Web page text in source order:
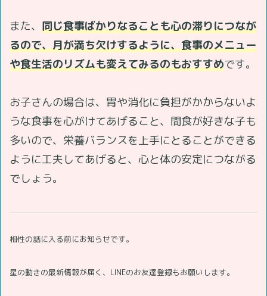
また、 同じ食事ばかりなることも心の滞りにつなが
るので、月が満ち欠けするように、食事のメニュー
や食生活のリズムも変えてみるのもおすすめです。
お子さんの場合は、胃や消化に負担がかからないよ
うな食事を心がけてあげること、間食が好きな子も
多いので、栄養バランスを上手にとることができる
ように工夫してあげると、心と体の安定につながる
でしょう。
相性の話に入る前にお知らせです。
星の動きの最新情報が届く、LINEのお友達登録もお願いします。